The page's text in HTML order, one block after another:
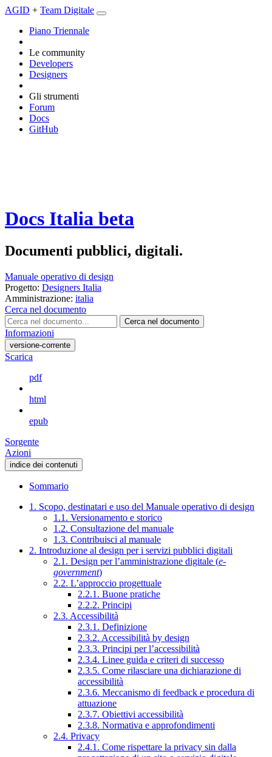
AGID + Team Digitale
Piano Triennale
Le community
Developers
Designers
Gli strumenti
Forum
Docs
GitHub
Docs Italia beta
Documenti pubblici, digitali.
Manuale operativo di design
Progetto: Designers Italia
Amministrazione: italia
Cerca nel documento
Cerca nel documento
Informazioni
versione-corrente
Scarica
pdf
html
epub
Sorgente
Azioni
indice dei contenuti
Sommario
1. Scopo, destinatari e uso del Manuale operativo di design
1.1. Versionamento e storico
1.2. Consultazione del manuale
1.3. Contribuisci al manuale
2. Introduzione al design per i servizi pubblici digitali
2.1. Design per l’amministrazione digitale (e-
government)
2.2. L’approccio progettuale
2.2.1. Buone pratiche
2.2.2. Principi
2.3. Accessibilità
2.3.1. Definizione
2.3.2. Accessibilità by design
2.3.3. Principi per l’accessibilità
2.3.4. Linee guida e criteri di successo
2.3.5. Come rilasciare una dichiarazione di
accessibilità
2.3.6. Meccanismo di feedback e procedura di
attuazione
2.3.7. Obiettivi accessibilità
2.3.8. Normativa e approfondimenti
2.4. Privacy
2.4.1. Come rispettare la privacy sin dalla